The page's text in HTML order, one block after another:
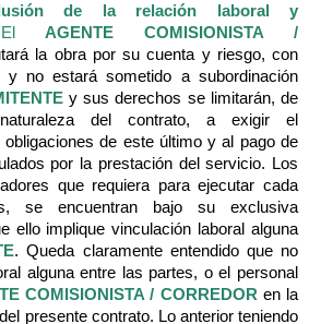
de la relación laboral y
El
AGENTE COMISIONISTA /
la obra por su cuenta y riesgo, con
y no estará sometido a subordinación
y sus derechos se limitarán, de
del contrato, a exigir el
de este último y al pago de
por la prestación del servicio. Los
que requiera para ejecutar cada
se encuentran bajo su exclusiva
ello implique vinculación laboral alguna
. Queda claramente entendido que no
alguna entre las partes, o el personal
COMISIONISTA / CORREDOR en la
presente contrato. Lo anterior teniendo